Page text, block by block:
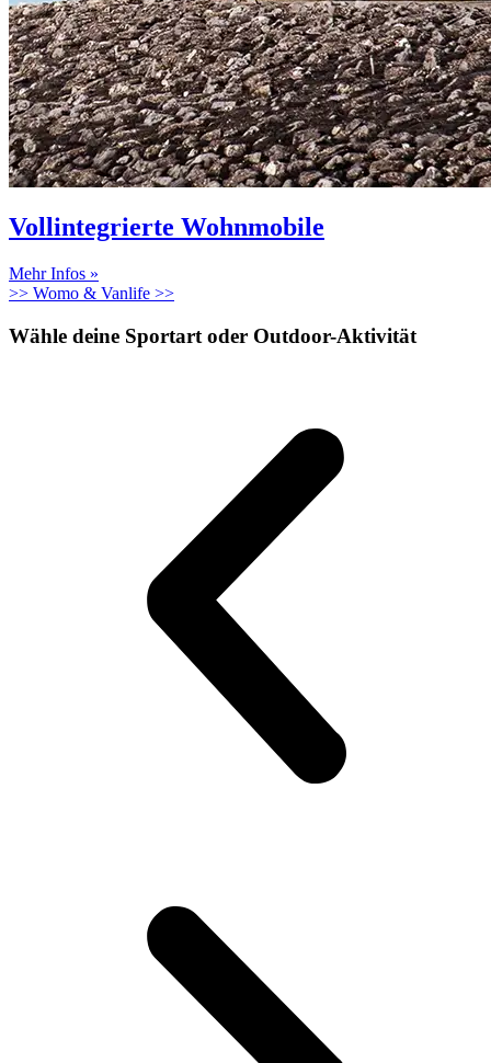
Vollintegrierte Wohnmobile
Mehr Infos »
>> Womo & Vanlife >>
Wähle deine Sportart oder Outdoor-Aktivität